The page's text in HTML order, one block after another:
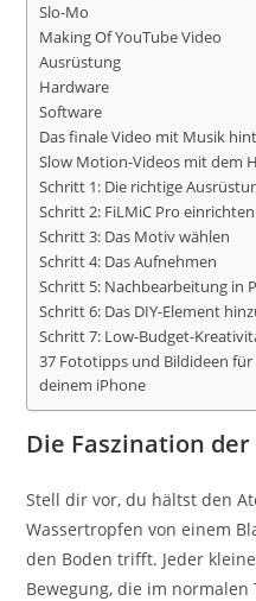
Slo-Mo
Making Of YouTube Video
Ausrüstung
Hardware
Software
Das finale Video mit Musik
Slow Motion-Videos mit dem
Schritt 1: Die richtige
Schritt 2: FiLMiC Pro einrichten
Schritt 3: Das Motiv wählen
Schritt 4: Das Aufnehmen
Schritt 5: Nachbearbeitung in
Schritt 6: Das DIY-Element
Schritt 7: Low-Budget-
37 Fototipps und Bildideen
deinem iPhone
Die Faszination
Stell dir vor, du hältst den
Wassertropfen von einem
den Boden trifft. Jeder
Bewegung, die im